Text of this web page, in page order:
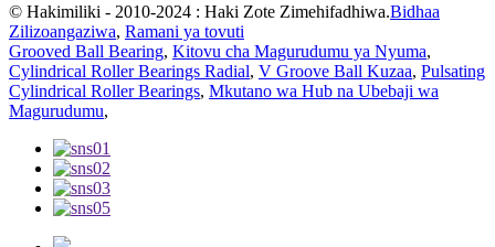
© Hakimiliki - 2010-2024 : Haki Zote Zimehifadhiwa.Bidhaa
Zilizoangaziwa, Ramani ya tovuti
Grooved Ball Bearing, Kitovu cha Magurudumu ya Nyuma,
Cylindrical Roller Bearings Radial, V Groove Ball Kuzaa, Pulsating
Cylindrical Roller Bearings, Mkutano wa Hub na Ubebaji wa
Magurudumu,